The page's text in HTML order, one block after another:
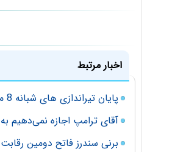
اخبار مرتبط
پایان تیراندازی های شبانه 8 مرد خبیث
آقای ترامپ اجازه نمی‌دهیم
برنی سندرز فاتح دومین